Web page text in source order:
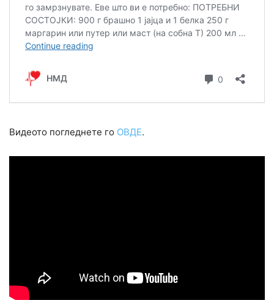
Видеото погледнете го ОВДЕ.